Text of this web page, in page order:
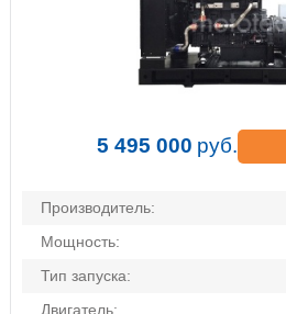
5 495 000 руб.
Производитель:
Мощность:
Тип запуска:
Двигатель: